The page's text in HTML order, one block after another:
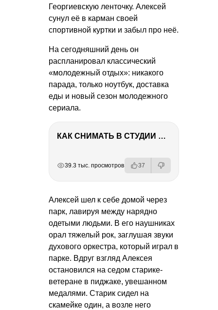
Георгиевскую ленточку. Алексей
сунул её в карман своей
спортивной куртки и забыл про неё.
На сегодняшний день он
распланировал классический
«молодежный отдых»: никакого
парада, только ноутбук, доставка
еды и новый сезон молодежного
сериала.
КАК СНИМАТЬ В СТУДИИ СО ВСПЫШКАМИ
39.3 тыс. просмотров 37
Алексей шел к себе домой через
парк, лавируя между нарядно
одетыми людьми. В его наушниках
орал тяжелый рок, заглушая звуки
духового оркестра, который играл в
парке. Вдруг взгляд Алексея
остановился на седом старике-
ветеране в пиджаке, увешанном
медалями. Старик сидел на
скамейке один, а возле него